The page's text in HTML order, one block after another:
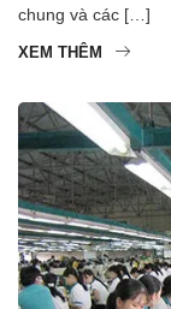
chung và các […]
XEM THÊM